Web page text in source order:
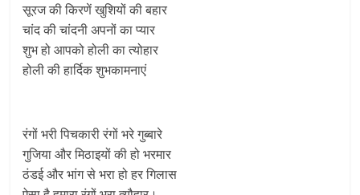
सूरज की किरणें खुशियों की बहार
चांद की चांदनी अपनों का प्यार
शुभ हो आपको होली का त्योहार
होली की हार्दिक शुभकामनाएं
रंगों भरी पिचकारी रंगों भरे गुब्बारे
गुजिया और मिठाइयों की हो भरमार
ठंडई और भांग से भरा हो हर गिलास